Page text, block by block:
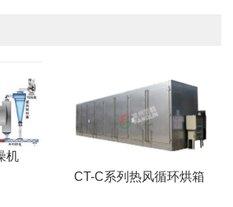
机
CT-C系列热风循环烘箱